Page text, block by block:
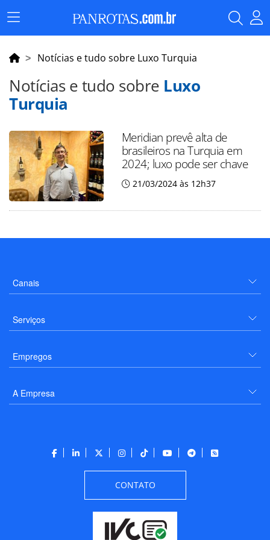
Menu
Principal
Notícias e tudo sobre Luxo Turquia
Notícias e tudo sobre Luxo
Turquia
Meridian prevê alta de
brasileiros na Turquia em
2024; luxo pode ser chave
21/03/2024 às 12h37
Canais
Serviços
Empregos
A Empresa
CONTATO